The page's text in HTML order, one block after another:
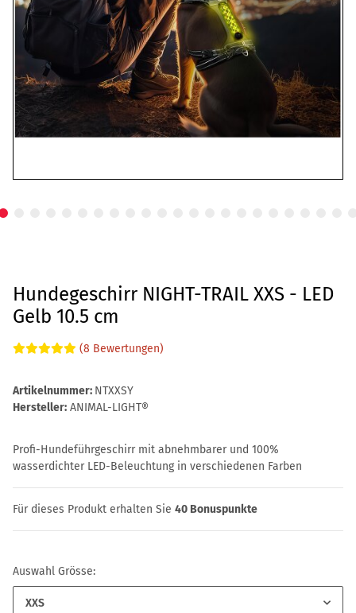
Hundegeschirr NIGHT-TRAIL XXS - LED
Gelb 10.5 cm
(8 Bewertungen)
Artikelnummer: NTXXSY
Hersteller: ANIMAL-LIGHT®
Profi-Hundeführgeschirr mit abnehmbarer und 100%
wasserdichter LED-Beleuchtung in verschiedenen Farben
Für dieses Produkt erhalten Sie 40 Bonuspunkte
Auswahl Grösse:
XXS